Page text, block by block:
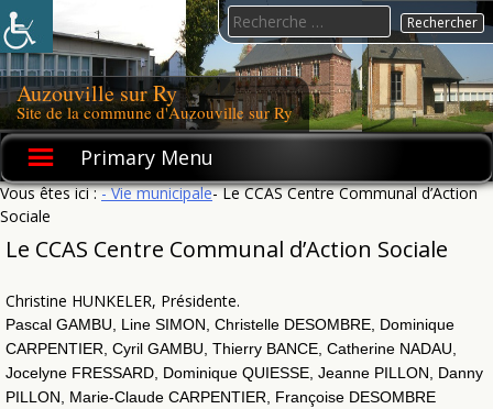
Skip
to
content
Auzouville sur Ry
Site de la commune d'Auzouville sur Ry
Primary Menu
Search
for:
Vous êtes ici :- Vie municipale- Le CCAS Centre Communal d’Action
Sociale
Le CCAS Centre Communal d’Action Sociale
Christine HUNKELER, Présidente.
Pascal GAMBU, Line SIMON, Christelle DESOMBRE, Dominique
CARPENTIER, Cyril GAMBU, Thierry BANCE, Catherine NADAU,
Jocelyne FRESSARD, Dominique QUIESSE, Jeanne PILLON, Danny
PILLON, Marie-Claude CARPENTIER, Françoise DESOMBRE